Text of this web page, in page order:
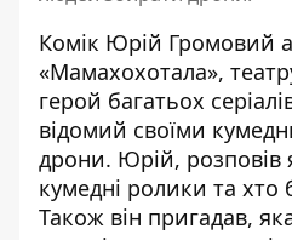
Комік Юрій Громовий
«Мамахохотала»,
герой багатьох
відомий своїми
дрони. Юрій, розповів
кумедні ролики та
Також він пригадав,